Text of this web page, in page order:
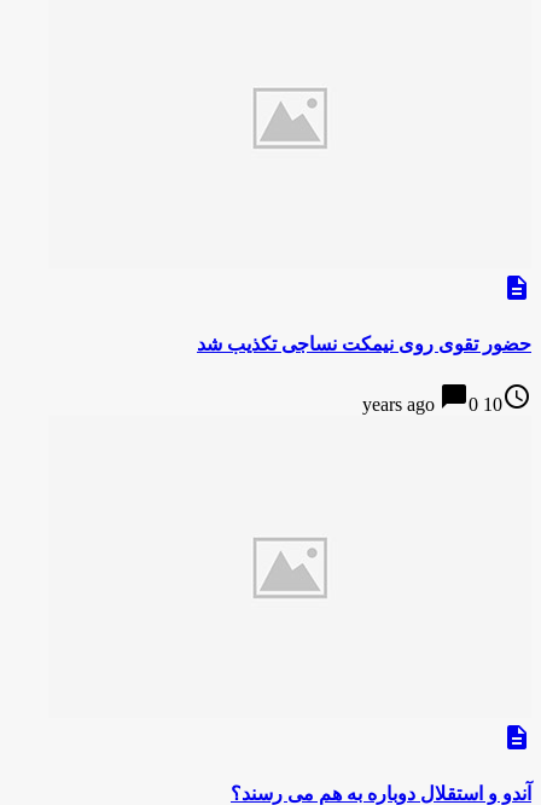
description
حضور تقوی روی نیمکت نساجی تکذیب شد
access_time
10 years ago
chat_bubble0
description
آندو و استقلال دوباره به هم می رسند؟